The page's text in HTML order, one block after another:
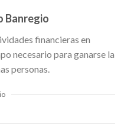
Banregio
financieras en
necesario para ganarse la
personas.